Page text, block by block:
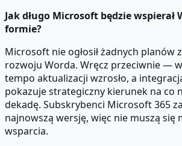
Jak długo Microsoft będzie wspierał
formie?
Microsoft nie ogłosił żadnych planów
rozwoju Worda. Wręcz przeciwnie —
tempo aktualizacji wzrosło, a
pokazuje strategiczny kierunek na co
dekadę. Subskrybenci Microsoft 365
najnowszą wersję, więc nie muszą się
wsparcia.